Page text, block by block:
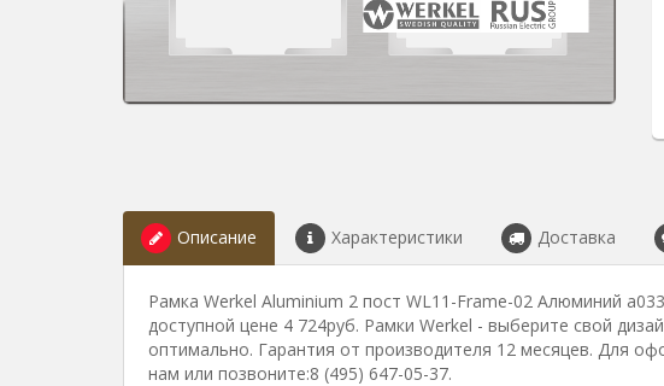
Описание Характеристики Доставка
Рамка Werkel Aluminium 2 пост WL11-Frame-02 Алюминий
доступной цене 4 724руб. Рамки Werkel - выберите свой
оптимально. Гарантия от производителя 12 месяцев. Для
нам или позвоните:8 (495) 647-05-37.